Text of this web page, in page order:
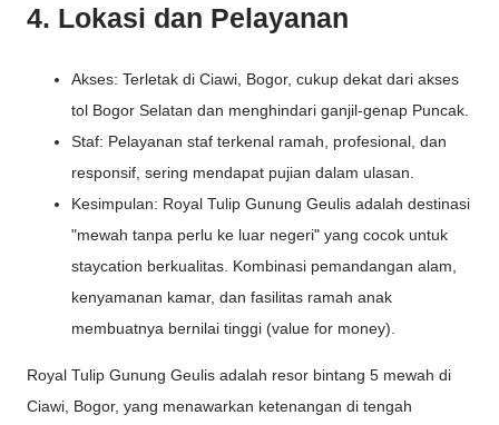
4. Lokasi dan Pelayanan
Akses: Terletak di Ciawi, Bogor, cukup dekat dari akses
tol Bogor Selatan dan menghindari ganjil-genap Puncak.
Staf: Pelayanan staf terkenal ramah, profesional, dan
responsif, sering mendapat pujian dalam ulasan.
Kesimpulan: Royal Tulip Gunung Geulis adalah destinasi
"mewah tanpa perlu ke luar negeri" yang cocok untuk
staycation berkualitas. Kombinasi pemandangan alam,
kenyamanan kamar, dan fasilitas ramah anak
membuatnya bernilai tinggi (value for money).
Royal Tulip Gunung Geulis adalah resor bintang 5 mewah di
Ciawi, Bogor, yang menawarkan ketenangan di tengah